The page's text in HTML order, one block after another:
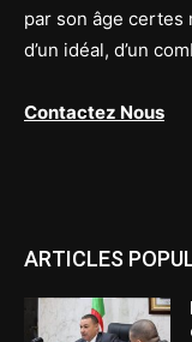
par son âge certes
d’un idéal, d’un
Contactez Nous
ARTICLES